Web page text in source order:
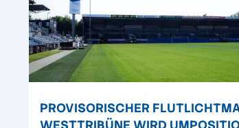
PROVISORISCHER
WESTTRIBÜNE WIRD